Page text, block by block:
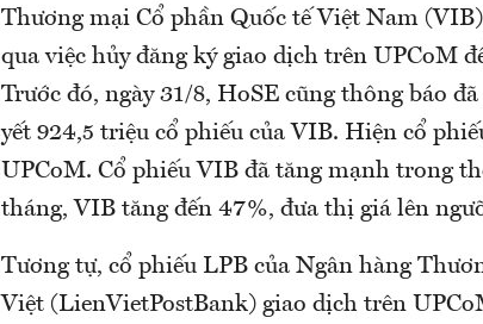
Thương mại Cổ phần Quốc tế Việt Nam
qua việc hủy đăng ký giao dịch trên UPCoM
Trước đó, ngày 31/8, HoSE cũng thông báo
yết 924,5 triệu cổ phiếu của VIB. Hiện cổ
UPCoM. Cổ phiếu VIB đã tăng mạnh trong
tháng, VIB tăng đến 47%, đưa thị giá lên
Tương tự, cổ phiếu LPB của Ngân hàng
Việt (LienVietPostBank) giao dịch trên